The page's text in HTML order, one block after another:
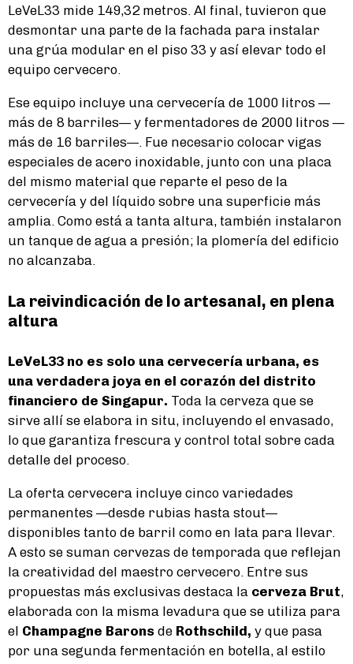
LeVeL33 mide 149,32 metros. Al final, tuvieron que
desmontar una parte de la fachada para instalar
una grúa modular en el piso 33 y así elevar todo el
equipo cervecero.
Ese equipo incluye una cervecería de 1000 litros —
más de 8 barriles— y fermentadores de 2000 litros —
más de 16 barriles—. Fue necesario colocar vigas
especiales de acero inoxidable, junto con una placa
del mismo material que reparte el peso de la
cervecería y del líquido sobre una superficie más
amplia. Como está a tanta altura, también instalaron
un tanque de agua a presión; la plomería del edificio
no alcanzaba.
La reivindicación de lo artesanal, en plena
altura
LeVeL33 no es solo una cervecería urbana, es
una verdadera joya en el corazón del distrito
financiero de Singapur. Toda la cerveza que se
sirve allí se elabora in situ, incluyendo el envasado,
lo que garantiza frescura y control total sobre cada
detalle del proceso.
La oferta cervecera incluye cinco variedades
permanentes —desde rubias hasta stout—
disponibles tanto de barril como en lata para llevar.
A esto se suman cervezas de temporada que reflejan
la creatividad del maestro cervecero. Entre sus
propuestas más exclusivas destaca la cerveza Brut,
elaborada con la misma levadura que se utiliza para
el Champagne Barons de Rothschild, y que pasa
por una segunda fermentación en botella, al estilo